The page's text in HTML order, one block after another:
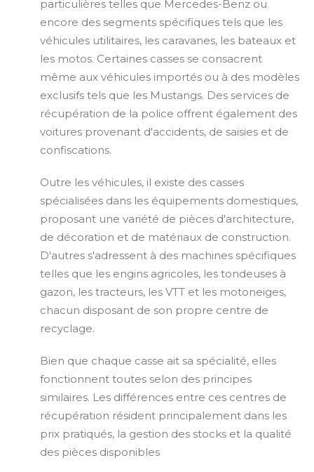
particulières telles que Mercedes-Benz ou
encore des segments spécifiques tels que les
véhicules utilitaires, les caravanes, les bateaux et
les motos. Certaines casses se consacrent
même aux véhicules importés ou à des modèles
exclusifs tels que les Mustangs. Des services de
récupération de la police offrent également des
voitures provenant d'accidents, de saisies et de
confiscations.
Outre les véhicules, il existe des casses
spécialisées dans les équipements domestiques,
proposant une variété de pièces d'architecture,
de décoration et de matériaux de construction.
D'autres s'adressent à des machines spécifiques
telles que les engins agricoles, les tondeuses à
gazon, les tracteurs, les VTT et les motoneiges,
chacun disposant de son propre centre de
recyclage.
Bien que chaque casse ait sa spécialité, elles
fonctionnent toutes selon des principes
similaires. Les différences entre ces centres de
récupération résident principalement dans les
prix pratiqués, la gestion des stocks et la qualité
des pièces disponibles